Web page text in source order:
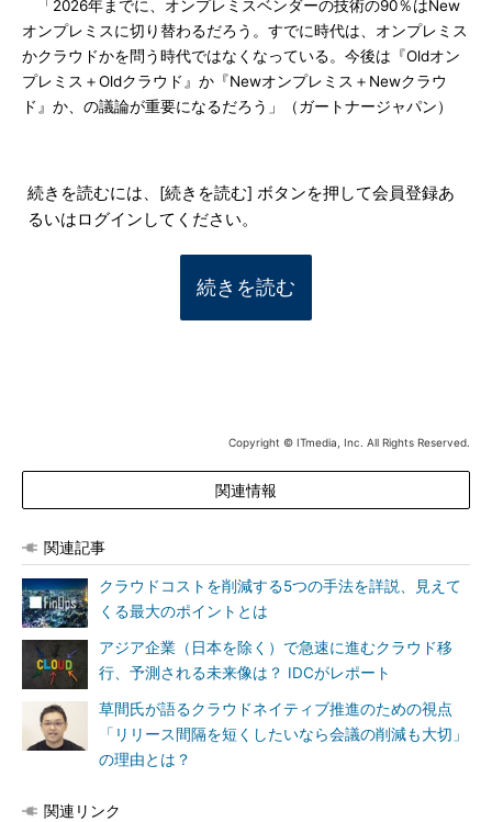
「2026年までに、オンプレミスベンダーの技術の90％はNew
オンプレミスに切り替わるだろう。すでに時代は、オンプレミス
かクラウドかを問う時代ではなくなっている。今後は『Oldオン
プレミス＋Oldクラウド』か『Newオンプレミス＋Newクラウ
ド』か、の議論が重要になるだろう」（ガートナージャパン）
続きを読むには、[続きを読む] ボタンを押して会員登録あ
るいはログインしてください。
続きを読む
Copyright © ITmedia, Inc. All Rights Reserved.
関連情報
関連記事
クラウドコストを削減する5つの手法を詳説、見えて
くる最大のポイントとは
アジア企業（日本を除く）で急速に進むクラウド移
行、予測される未来像は？ IDCがレポート
草間氏が語るクラウドネイティブ推進のための視点
「リリース間隔を短くしたいなら会議の削減も大切」
の理由とは？
関連リンク